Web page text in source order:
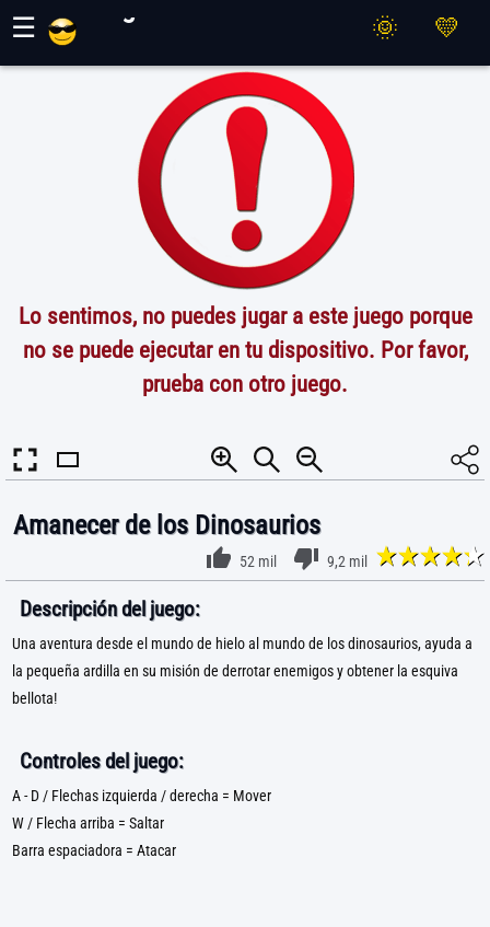
☰
Lo sentimos, no puedes jugar a este juego porque
no se puede ejecutar en tu dispositivo. Por favor,
prueba con otro juego.
Amanecer de los Dinosaurios
52 mil 9,2 mil
Descripción del juego:
Una aventura desde el mundo de hielo al mundo de los dinosaurios, ayuda a
la pequeña ardilla en su misión de derrotar enemigos y obtener la esquiva
bellota!
Controles del juego:
A - D / Flechas izquierda / derecha = Mover
W / Flecha arriba = Saltar
Barra espaciadora = Atacar